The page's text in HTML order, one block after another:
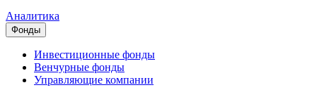
Аналитика
Фонды
Инвестиционные фонды
Венчурные фонды
Управляющие компании